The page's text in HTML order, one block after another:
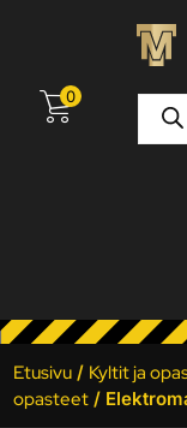
0
Etusivu / Kyltit ja
opasteet /